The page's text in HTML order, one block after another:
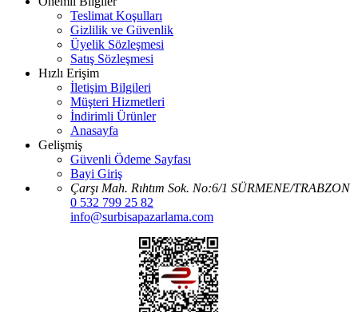
Teslimat Koşulları
Gizlilik ve Güvenlik
Üyelik Sözleşmesi
Satış Sözleşmesi
Hızlı Erişim
İletişim Bilgileri
Müşteri Hizmetleri
İndirimli Ürünler
Anasayfa
Gelişmiş
Güvenli Ödeme Sayfası
Bayi Giriş
Çarşı Mah. Rıhtım Sok. No:6/1 SÜRMENE/TRABZON
0 532 799 25 82
info@surbisapazarlama.com